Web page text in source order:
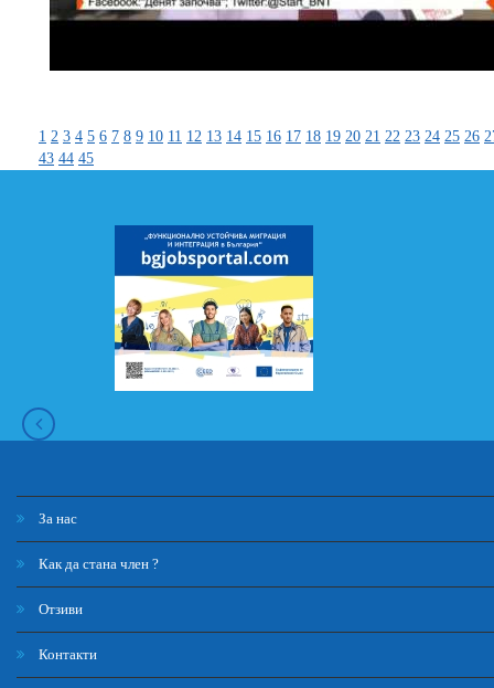
1 2 3 4 5 6 7 8 9 10 11 12 13 14 15 16 17 18 19 20 21 22 23 24 25 26
43 44 45
За нас
Как да стана член ?
Отзиви
Контакти